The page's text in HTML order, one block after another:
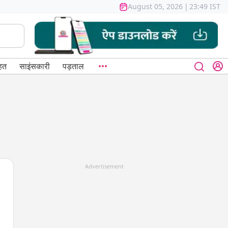
August 05, 2026 | 23:49 IST
साइंसकारी पड़ताल
Advertisement